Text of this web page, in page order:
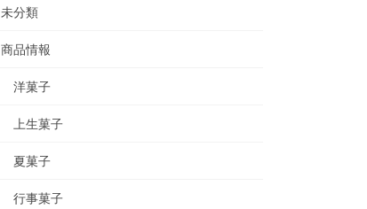
未分類
商品情報
洋菓子
上生菓子
夏菓子
行事菓子